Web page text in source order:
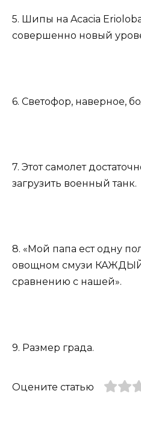
5. Шипы на Acacia
совершенно новый
6. Светофор, наверное,
7. Этот самолет
загрузить военный танк.
8. «Мой папа ест одну
овощном смузи
сравнению с нашей».
9. Размер града.
Оцените статью